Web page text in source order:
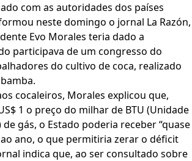
com as autoridades dos países
neste domingo o jornal La Razón,
Evo Morales teria dado a
participava de um congresso do
do cultivo de coca, realizado
cocaleiros, Morales explicou que,
1 o preço do milhar de BTU (Unidade
gás, o Estado poderia receber “quase
ao ano, o que permitiria zerar o déficit
indica que, ao ser consultado sobre